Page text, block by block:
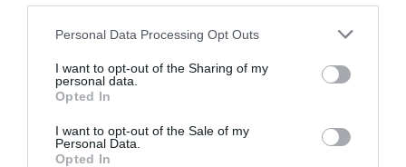
Please note that this website/app uses one or more Google
not limited to your visit or usage behaviour. You may click to
grant or deny consent to Google and its third-party tags to
use your data for below specified purposes in below Google
consent section.
Personal Data Processing Opt Outs
I want to opt-out of the Sharing of my
personal data.
Opted In
I want to opt-out of the Sale of my
Personal Data.
Opted In
Ανακοινώθηκαν νέες προσλήψεις
07.08.2026 | 20:40
Ποιοι και γιατί θα πάρουν
διπλάσια σύνταξη τον Αύγουστο